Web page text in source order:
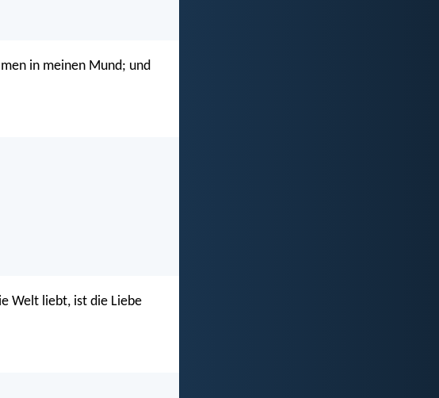
in meinen Mund; und
Welt liebt, ist die Liebe